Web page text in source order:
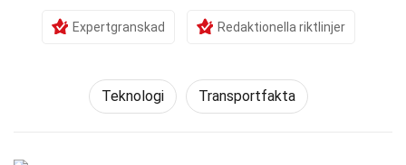
Expertgranskad Redaktionella riktlinjer
Teknologi Transportfakta